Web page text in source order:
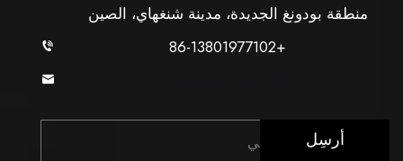
منطقة بودونغ الجديدة، مدينة شنغهاي، الصين
+86-13801977102
أرسِل